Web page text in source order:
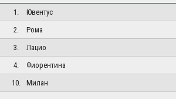
1.
Ювентус
2.
Рома
3.
Лацио
4.
Фиорентина
10.
Милан